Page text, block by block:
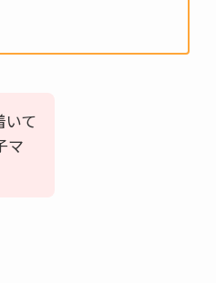
いて
マ